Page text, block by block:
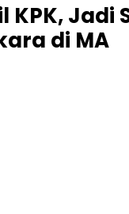
KPK, Jadi
di MA